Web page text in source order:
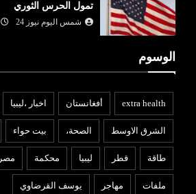
تمول الحرس الثوري
شمس اليوم نيوز 24
الوسوم
extra health أفغانستان اخبار ،ليبيا
الشرق الاوسط الصحة، بيت حواء
طاقة قطر ليبيا محكمة مصر
ملفات مهاجر يوسف القرضاوي